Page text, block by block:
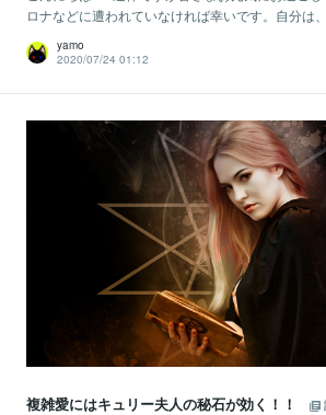
ロナなどに遭われていなければ幸いです。自分は
yamo
2020/07/24 01:12
複雑愛にはキュリー夫人の秘石が効く！！